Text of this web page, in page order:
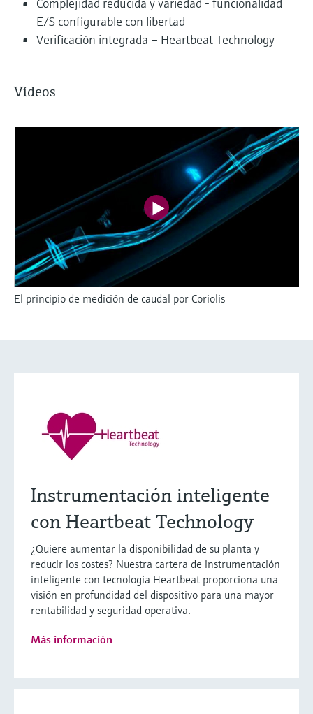
E/S configurable con libertad
Verificación integrada – Heartbeat Technology
Vídeos
El principio de medición de caudal por Coriolis
Instrumentación inteligente
con Heartbeat Technology
¿Quiere aumentar la disponibilidad de su planta y
reducir los costes? Nuestra cartera de instrumentación
inteligente con tecnología Heartbeat proporciona una
visión en profundidad del dispositivo para una mayor
rentabilidad y seguridad operativa.
Más información